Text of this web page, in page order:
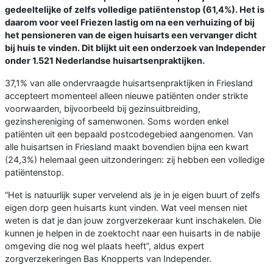
gedeeltelijke of zelfs volledige patiëntenstop (61,4%). Het is
daarom voor veel Friezen lastig om na een verhuizing of bij
het pensioneren van de eigen huisarts een vervanger dicht
bij huis te vinden. Dit blijkt uit een onderzoek van Independer
onder 1.521 Nederlandse huisartsenpraktijken.
37,1% van alle ondervraagde huisartsenpraktijken in Friesland
accepteert momenteel alleen nieuwe patiënten onder strikte
voorwaarden, bijvoorbeeld bij gezinsuitbreiding,
gezinshereniging of samenwonen. Soms worden enkel
patiënten uit een bepaald postcodegebied aangenomen. Van
alle huisartsen in Friesland maakt bovendien bijna een kwart
(24,3%) helemaal geen uitzonderingen: zij hebben een volledige
patiëntenstop.
“Het is natuurlijk super vervelend als je in je eigen buurt of zelfs
eigen dorp geen huisarts kunt vinden. Wat veel mensen niet
weten is dat je dan jouw zorgverzekeraar kunt inschakelen. Die
kunnen je helpen in de zoektocht naar een huisarts in de nabije
omgeving die nog wel plaats heeft”, aldus expert
zorgverzekeringen Bas Knopperts van Independer.